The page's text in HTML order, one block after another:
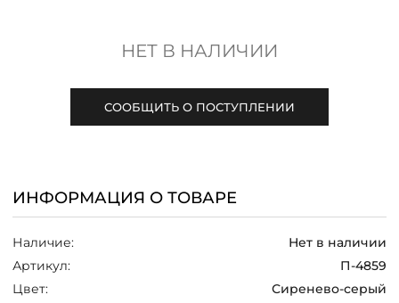
ТАБЛИЦА РАЗМЕРОВ
+7 (800) 511-35-10
MANAGER@DSTREND.RU
НЕТ В НАЛИЧИИ
СООБЩИТЬ О ПОСТУПЛЕНИИ
ИНФОРМАЦИЯ О ТОВАРЕ
Наличие:
Нет в наличии
Артикул:
П-4859
Цвет:
Сиренево-серый